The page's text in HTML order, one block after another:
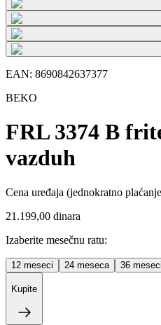
EAN: 8690842637377
BEKO
FRL 3374 B
vazduh
Cena uređaja (jednokratno
21.199,00 dinara
Izaberite mesečnu ratu:
12 meseci 24 meseca 36 meseci
Kupite